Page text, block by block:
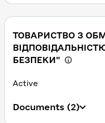
ТОВАРИСТВО З
БЕЗПЕКИ"
Active
Documents (2)